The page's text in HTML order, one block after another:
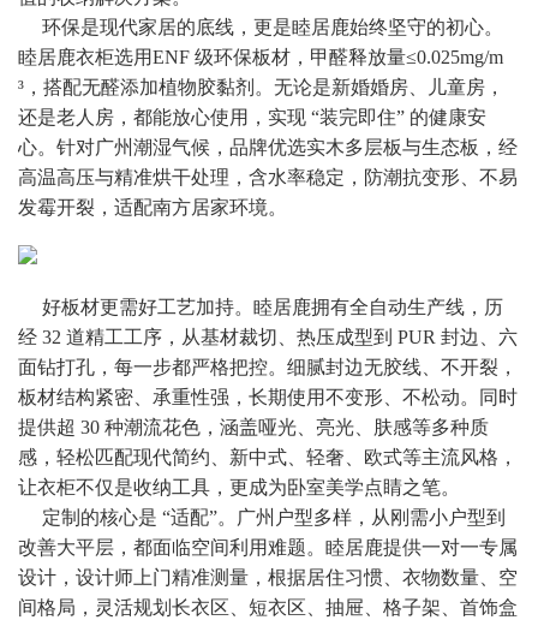
环保是现代家居的底线，更是睦居鹿始终坚守的初心。
睦居鹿衣柜选用ENF 级环保板材，甲醛释放量≤0.025mg/m
³，搭配无醛添加植物胶黏剂。无论是新婚婚房、儿童房，
还是老人房，都能放心使用，实现 “装完即住” 的健康安
心。针对广州潮湿气候，品牌优选实木多层板与生态板，经
高温高压与精准烘干处理，含水率稳定，防潮抗变形、不易
发霉开裂，适配南方居家环境。
好板材更需好工艺加持。睦居鹿拥有全自动生产线，历
经 32 道精工工序，从基材裁切、热压成型到 PUR 封边、六
面钻打孔，每一步都严格把控。细腻封边无胶线、不开裂，
板材结构紧密、承重性强，长期使用不变形、不松动。同时
提供超 30 种潮流花色，涵盖哑光、亮光、肤感等多种质
感，轻松匹配现代简约、新中式、轻奢、欧式等主流风格，
让衣柜不仅是收纳工具，更成为卧室美学点睛之笔。
定制的核心是 “适配”。广州户型多样，从刚需小户型到
改善大平层，都面临空间利用难题。睦居鹿提供一对一专属
设计，设计师上门精准测量，根据居住习惯、衣物数量、空
间格局，灵活规划长衣区、短衣区、抽屉、格子架、首饰盒